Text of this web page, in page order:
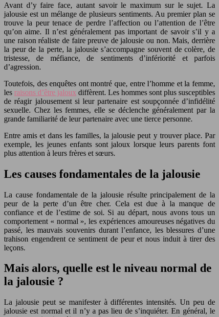
Avant d’y faire face, autant savoir le maximum sur le sujet. La
jalousie est un mélange de plusieurs sentiments. Au premier plan se
trouve la peur tenace de perdre l’affection ou l’attention de l’être
qu’on aime. Il n’est généralement pas important de savoir s’il y a
une raison réaliste de faire preuve de jalousie ou non. Mais, derrière
la peur de la perte, la jalousie s’accompagne souvent de colère, de
tristesse, de méfiance, de sentiments d’infériorité et parfois
d’agression.
Toutefois, des enquêtes ont montré que, entre l’homme et la femme,
les raisons d’être jaloux diffèrent. Les hommes sont plus susceptibles
de réagir jalousement si leur partenaire est soupçonnée d’infidélité
sexuelle. Chez les femmes, elle se déclenche généralement par la
grande familiarité de leur partenaire avec une tierce personne.
Entre amis et dans les familles, la jalousie peut y trouver place. Par
exemple, les jeunes enfants sont jaloux lorsque leurs parents font
plus attention à leurs frères et sœurs.
Les causes fondamentales de la jalousie
La cause fondamentale de la jalousie résulte principalement de la
peur de la perte d’un être cher. Cela est due à la manque de
confiance et de l’estime de soi. Si au départ, nous avons tous un
comportement « normal », les expériences amoureuses négatives du
passé, les mauvais souvenirs durant l’enfance, les blessures d’une
trahison engendrent ce sentiment de peur et nous induit à tirer des
leçons.
Mais alors, quelle est le niveau normal de
la jalousie ?
La jalousie peut se manifester à différentes intensités. Un peu de
jalousie est normal et il n’y a pas lieu de s’inquiéter. En général, le